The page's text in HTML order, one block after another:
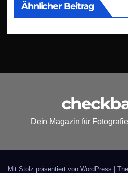
Ähnlicher Beitrag
Dein Magazin für
Mit Stolz präsentiert von WordPress |